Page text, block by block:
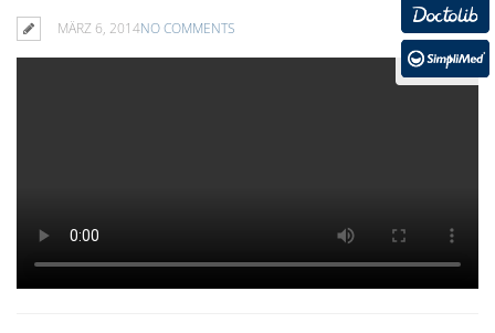
MÄRZ 6, 2014NO COMMENTS